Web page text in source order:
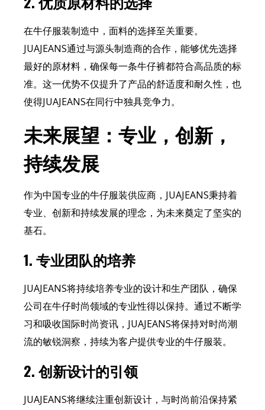
在牛仔服装制造中，面料的选择至关重要。
JUAJEANS通过与源头制造商的合作，能够优先选择
最好的原材料，确保每一条牛仔裤都符合高品质的标
准。这一优势不仅提升了产品的舒适度和耐久性，也
使得JUAJEANS在同行中独具竞争力。
未来展望：专业，创新，
持续发展
作为中国专业的牛仔服装供应商，JUAJEANS秉持着
专业、创新和持续发展的理念，为未来奠定了坚实的
基石。
1.专业团队的培养
JUAJEANS将持续培养专业的设计和生产团队，确保
公司在牛仔时尚领域的专业性得以保持。通过不断学
习和吸收国际时尚资讯，JUAJEANS将保持对时尚潮
流的敏锐洞察，持续为客户提供专业的牛仔服装。
2.创新设计的引领
JUAJEANS将继续注重创新设计，与时尚前沿保持紧